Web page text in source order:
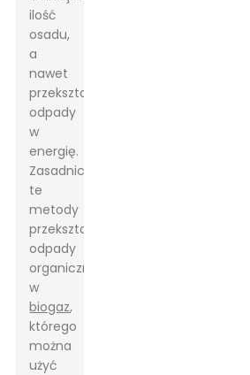
ilość
osadu,
a
nawet
przekształcić
odpady
w
energię.
Zasadniczo
te
metody
przekształcają
odpady
organiczne
w
biogaz,
którego
można
użyć